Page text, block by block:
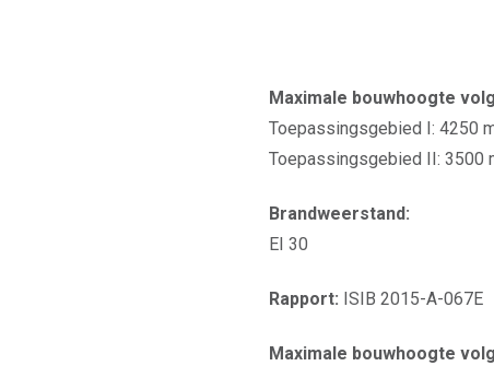
Maximale bouwhoogte
Toepassingsgebied I: 4250
Toepassingsgebied II: 3500
Brandweerstand:
EI 30
Rapport: ISIB 2015-A-067E
Maximale bouwhoogte